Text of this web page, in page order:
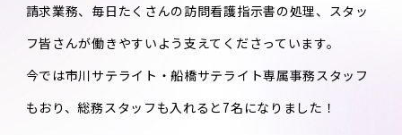
請求業務、毎日たくさんの訪問看護指示書の処理、スタッ
フ皆さんが働きやすいよう支えてくださっています。
今では市川サテライト・船橋サテライト専属事務スタッフ
もおり、総務スタッフも入れると7名になりました！